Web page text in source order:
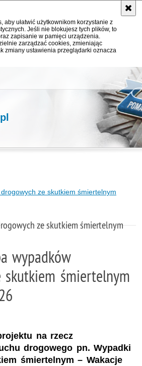
aby ułatwić użytkownikom korzystanie z
Jeśli nie blokujesz tych plików, to
zapisanie w pamięci urządzenia.
zarządzać cookies, zmieniając
zmiany ustawienia przeglądarki oznacza
ze skutkiem śmiertelnym
ze skutkiem śmiertelnym
wypadków
skutkiem śmiertelnym
na rzecz
drogowego pn. Wypadki
śmiertelnym – Wakacje